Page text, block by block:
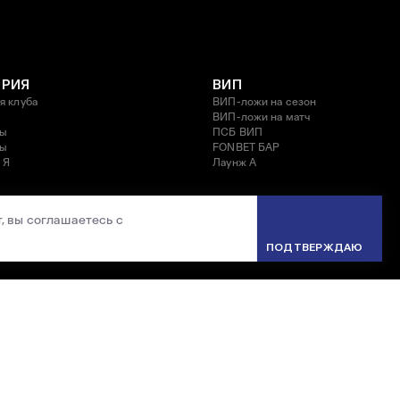
клуба
ВИП
ВИП-ложи на сезон
ВИП-ложи на матч
ПСБ ВИП
FONBET БАР
Лаунж A
вы соглашаетесь с
ПОДТВЕРЖДАЮ